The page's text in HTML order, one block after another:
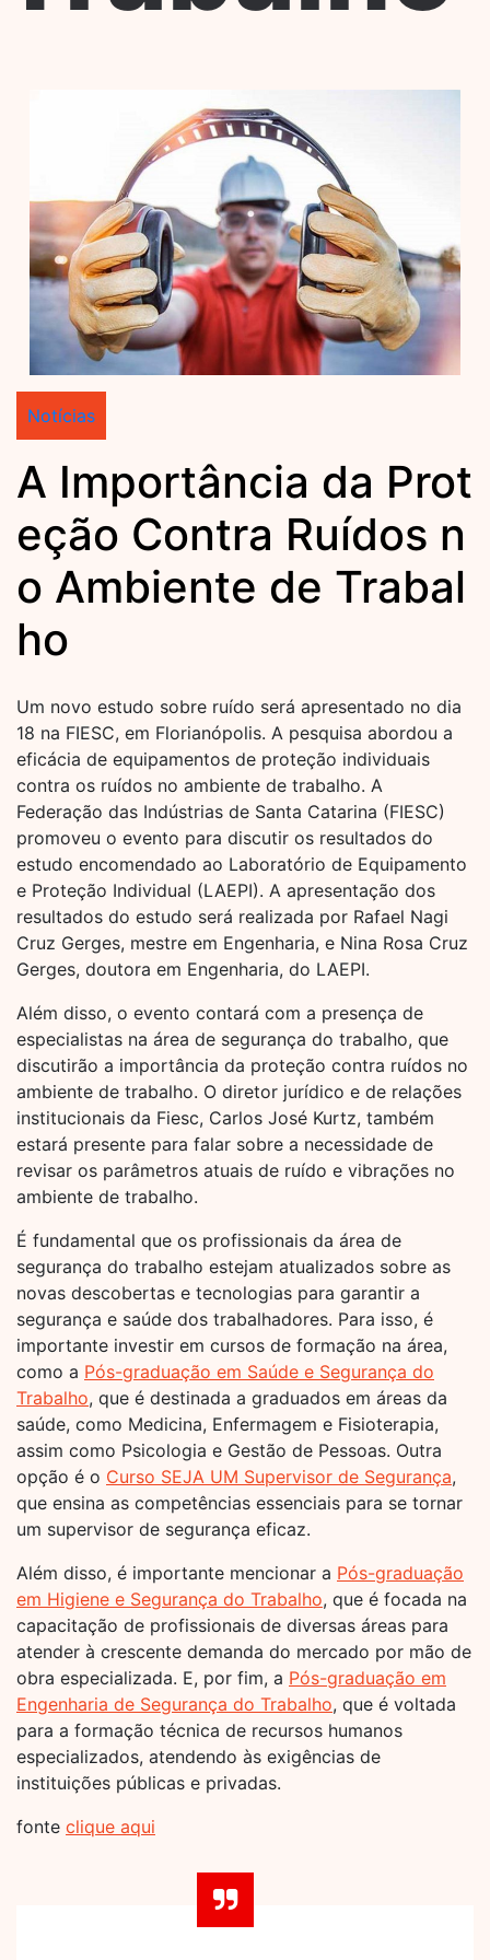
Notícias
A Importância da Prot
eção Contra Ruídos n
o Ambiente de Trabal
ho
Um novo estudo sobre ruído será apresentado no dia
18 na FIESC, em Florianópolis. A pesquisa abordou a
eficácia de equipamentos de proteção individuais
contra os ruídos no ambiente de trabalho. A
Federação das Indústrias de Santa Catarina (FIESC)
promoveu o evento para discutir os resultados do
estudo encomendado ao Laboratório de Equipamento
e Proteção Individual (LAEPI). A apresentação dos
resultados do estudo será realizada por Rafael Nagi
Cruz Gerges, mestre em Engenharia, e Nina Rosa Cruz
Gerges, doutora em Engenharia, do LAEPI.
Além disso, o evento contará com a presença de
especialistas na área de segurança do trabalho, que
discutirão a importância da proteção contra ruídos no
ambiente de trabalho. O diretor jurídico e de relações
institucionais da Fiesc, Carlos José Kurtz, também
estará presente para falar sobre a necessidade de
revisar os parâmetros atuais de ruído e vibrações no
ambiente de trabalho.
É fundamental que os profissionais da área de
segurança do trabalho estejam atualizados sobre as
novas descobertas e tecnologias para garantir a
segurança e saúde dos trabalhadores. Para isso, é
importante investir em cursos de formação na área,
como a Pós-graduação em Saúde e Segurança do
Trabalho, que é destinada a graduados em áreas da
saúde, como Medicina, Enfermagem e Fisioterapia,
assim como Psicologia e Gestão de Pessoas. Outra
opção é o Curso SEJA UM Supervisor de Segurança,
que ensina as competências essenciais para se tornar
um supervisor de segurança eficaz.
Além disso, é importante mencionar a Pós-graduação
em Higiene e Segurança do Trabalho, que é focada na
capacitação de profissionais de diversas áreas para
atender à crescente demanda do mercado por mão de
obra especializada. E, por fim, a Pós-graduação em
Engenharia de Segurança do Trabalho, que é voltada
para a formação técnica de recursos humanos
especializados, atendendo às exigências de
instituições públicas e privadas.
fonte clique aqui